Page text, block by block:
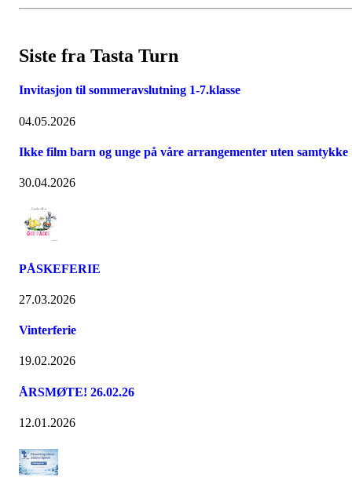
Siste fra Tasta Turn
Invitasjon til sommeravslutning 1-7.klasse
04.05.2026
Ikke film barn og unge på våre arrangementer uten samtykke
30.04.2026
PÅSKEFERIE
27.03.2026
Vinterferie
19.02.2026
ÅRSMØTE! 26.02.26
12.01.2026